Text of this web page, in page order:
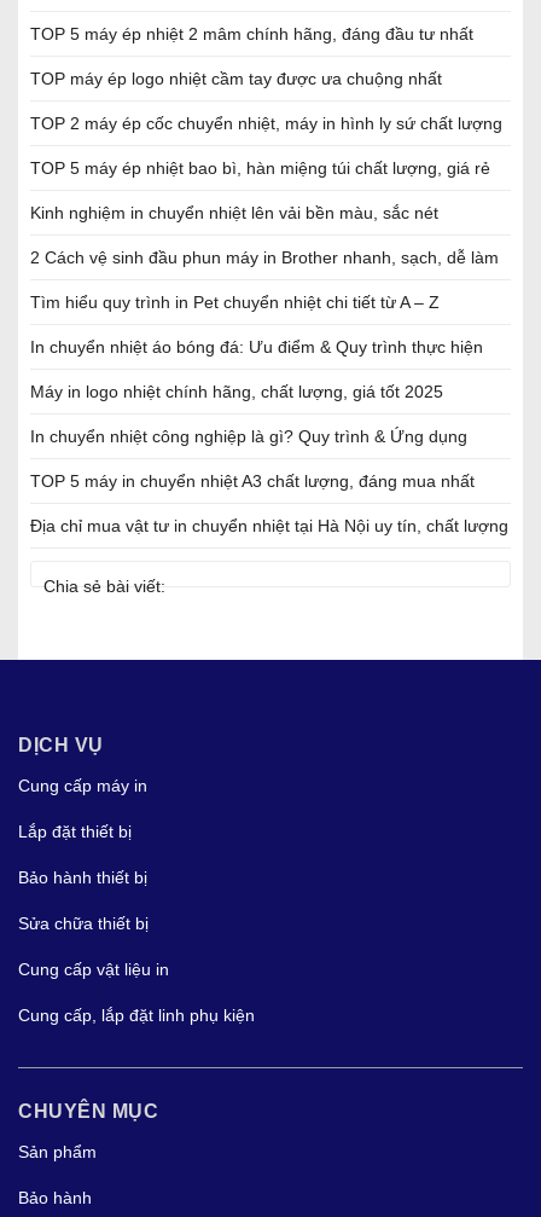
TOP 5 máy ép nhiệt 2 mâm chính hãng, đáng đầu tư nhất
TOP máy ép logo nhiệt cầm tay được ưa chuộng nhất
TOP 2 máy ép cốc chuyển nhiệt, máy in hình ly sứ chất lượng
TOP 5 máy ép nhiệt bao bì, hàn miệng túi chất lượng, giá rẻ
Kinh nghiệm in chuyển nhiệt lên vải bền màu, sắc nét
2 Cách vệ sinh đầu phun máy in Brother nhanh, sạch, dễ làm
Tìm hiểu quy trình in Pet chuyển nhiệt chi tiết từ A – Z
In chuyển nhiệt áo bóng đá: Ưu điểm & Quy trình thực hiện
Máy in logo nhiệt chính hãng, chất lượng, giá tốt 2025
In chuyển nhiệt công nghiệp là gì? Quy trình & Ứng dụng
TOP 5 máy in chuyển nhiệt A3 chất lượng, đáng mua nhất
Địa chỉ mua vật tư in chuyển nhiệt tại Hà Nội uy tín, chất lượng
Chia sẻ bài viết:
DỊCH VỤ
Cung cấp máy in
Lắp đặt thiết bị
Bảo hành thiết bị
Sửa chữa thiết bị
Cung cấp vật liệu in
Cung cấp, lắp đặt linh phụ kiện
CHUYÊN MỤC
Sản phẩm
Bảo hành